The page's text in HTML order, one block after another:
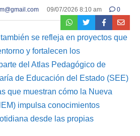
09/07/2026 8:10 am 0
se refleja en proyectos que
y fortalecen los
del Atlas Pedagógico de
de Educación del Estado (SEE)
que muestran cómo la Nueva
impulsa conocimientos
desde las propias